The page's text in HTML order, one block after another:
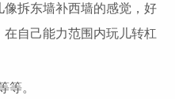
拆东墙补西墙的感觉，好
自己能力范围内玩儿转杠
等。